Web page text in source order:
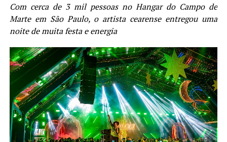
Com cerca de 3 mil pessoas no Hangar do Campo de
Marte em São Paulo, o artista cearense entregou uma
noite de muita festa e energia